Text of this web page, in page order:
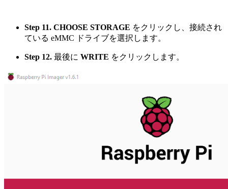
Step 11. CHOOSE STORAGE をクリックし、接続され
ている eMMC ドライブを選択します。
Step 12. 最後に WRITE をクリックします。